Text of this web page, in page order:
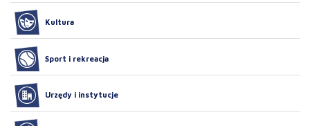
Kultura
Sport i rekreacja
Urzędy i instytucje